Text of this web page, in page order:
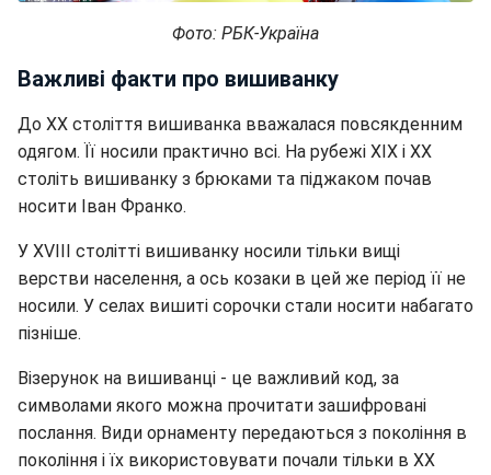
Фото: РБК-Україна
Важливі факти про вишиванку
До XX століття вишиванка вважалася повсякденним
одягом. Її носили практично всі. На рубежі XIX і XX
століть вишиванку з брюками та піджаком почав
носити Іван Франко.
У XVIII столітті вишиванку носили тільки вищі
верстви населення, а ось козаки в цей же період її не
носили. У селах вишиті сорочки стали носити набагато
пізніше.
Візерунок на вишиванці - це важливий код, за
символами якого можна прочитати зашифровані
послання. Види орнаменту передаються з покоління в
покоління і їх використовувати почали тільки в XX